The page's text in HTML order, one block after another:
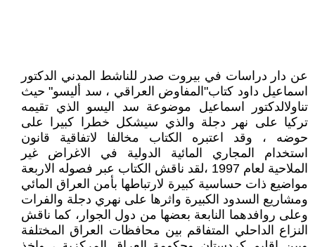
عن دار دراسات في بيروت صدر للناشط المدني الدكتور
اسماعيل داود كتاب"المفاوض العراقي ، سد أليسو" حيث
تناولالدكتور اسماعيل موضوعة سد اليسو الذي تقيمه
تركيا على نهر دجلة والذي سيشكل خطرا كبيرا على
حوضه ، وقد اعتبره الكتاب مخالفا لاتفاقية قانون
استخدام المجاري المائية الدولية في الاغراض غير
الملاحية لعام 1997 ،لقد ناقش الكتاب عبر فصوله الاربعة
مواضيع ذات حساسية كبيرة لارتباطها بأمن العراق المائي
ومشاريع السدود الكبيرة واثرها على نهري دجلة والفرات
وعلى روافدهما النابعة بعضها من دول الجوار، كما ناقش
النزاع الداحلي المتفاقم بين محافظات العراق المختلفة